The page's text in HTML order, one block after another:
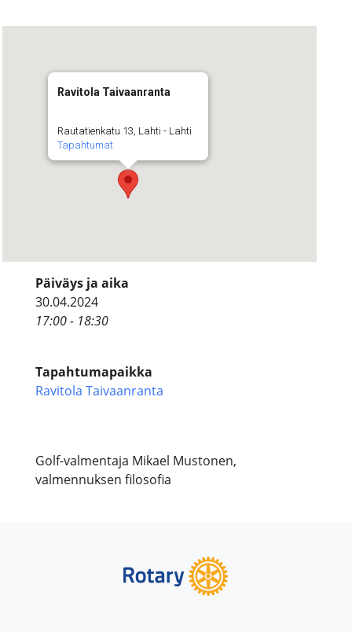
Ravitola Taivaanranta
Rautatienkatu 13, Lahti - Lahti
Tapahtumat
Päiväys ja aika
30.04.2024
17:00 - 18:30
Tapahtumapaikka
Ravitola Taivaanranta
Golf-valmentaja Mikael Mustonen,
valmennuksen filosofia